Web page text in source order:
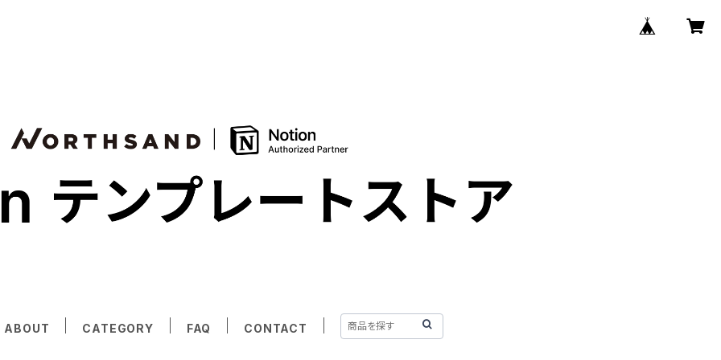
ABOUT CATEGORY FAQ CONTACT